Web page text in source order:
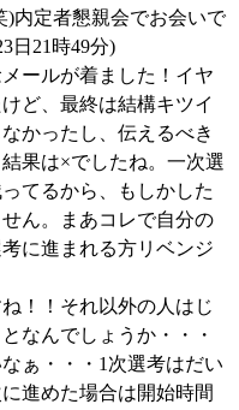
)内定者懇親会でお会いで
日21時49分)
ールが着ました！イヤ
ど、最終は結構キツイ
かったし、伝えるべき
果は×でしたね。一次選
てるから、もしかした
ん。まあコレで自分の
に進まれる方リベンジ
！！それ以外の人はじ
なんでしょうか・・・
ぁ・・・1次選考はだい
進めた場合は開始時間